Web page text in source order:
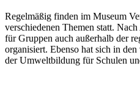
Regelmäßig finden im Museum
verschiedenen Themen statt.
für Gruppen auch außerhalb der
organisiert. Ebenso hat sich in
der Umweltbildung für Schulen